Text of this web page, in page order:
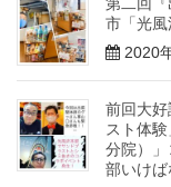
市「光
2020
前回大
スト体
分院）
部いけ